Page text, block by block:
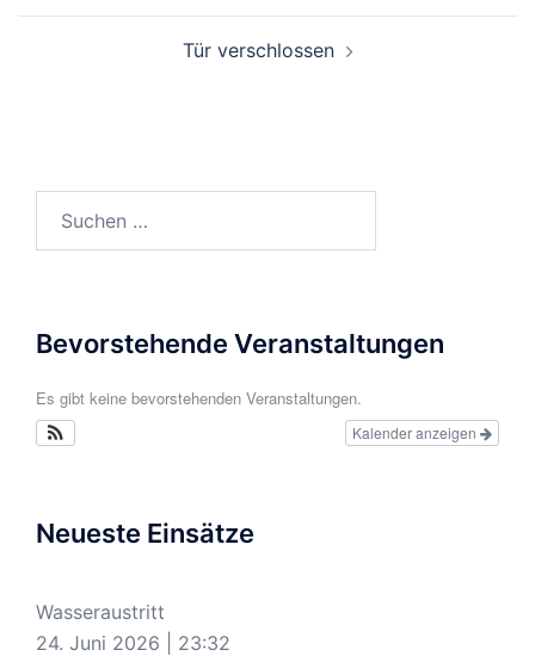
Tür verschlossen
Bevorstehende Veranstaltungen
Es gibt keine bevorstehenden Veranstaltungen.
Kalender anzeigen
Neueste Einsätze
Wasseraustritt
24. Juni 2026
23:32